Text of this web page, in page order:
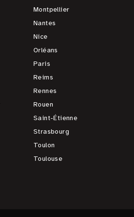
Montpellier
Nantes
Nice
Orléans
Paris
Reims
Rennes
Rouen
Saint-Étienne
Strasbourg
Toulon
Toulouse